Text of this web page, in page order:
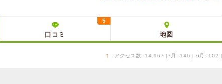
口コミ
5
地図
↑ アクセス数: 14,967 [7月: 146 | 6月: 102 ]